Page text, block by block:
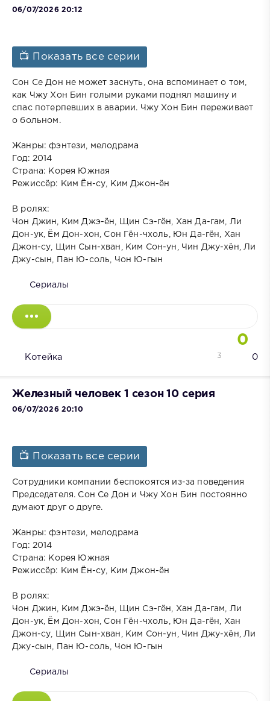
06/07/2026 20:12
📺 Показать все серии
Сон Се Дон не может заснуть, она вспоминает о том,
как Чжу Хон Бин голыми руками поднял машину и
спас потерпевших в аварии. Чжу Хон Бин переживает
о больном.
Жанры: фэнтези, мелодрама
Год: 2014
Страна: Корея Южная
Режиссёр: Ким Ён-су, Ким Джон-ён
В ролях:
Чон Джин, Ким Джэ-ён, Щин Сэ-гён, Хан Да-гам, Ли
Дон-ук, Ём Дон-хон, Сон Гён-чхоль, Юн Да-гён, Хан
Джон-су, Щин Сын-хван, Ким Сон-ун, Чин Джу-хён, Ли
Джу-сын, Пан Ю-соль, Чон Ю-гын
Сериалы
0
Котейка 0
3
Железный человек 1 сезон 10 серия
06/07/2026 20:10
📺 Показать все серии
Сотрудники компании беспокоятся из-за поведения
Председателя. Сон Се Дон и Чжу Хон Бин постоянно
думают друг о друге.
Жанры: фэнтези, мелодрама
Год: 2014
Страна: Корея Южная
Режиссёр: Ким Ён-су, Ким Джон-ён
В ролях:
Чон Джин, Ким Джэ-ён, Щин Сэ-гён, Хан Да-гам, Ли
Дон-ук, Ём Дон-хон, Сон Гён-чхоль, Юн Да-гён, Хан
Джон-су, Щин Сын-хван, Ким Сон-ун, Чин Джу-хён, Ли
Джу-сын, Пан Ю-соль, Чон Ю-гын
Сериалы